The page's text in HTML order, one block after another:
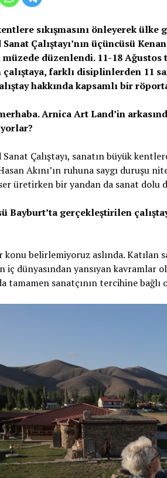
sıkışmasını önleyerek
Çalıştayı’nın üçüncüsü
düzenlendi. 11-18 Ağustos
farklı disiplinlerden 11
hakkında kapsamlı bir
Arnica Art Land’in
Çalıştayı, sanatın büyük
Akını’ın ruhuna saygı duruşu
üretirken bir yandan da sanat dolu
Bayburt’ta gerçekleştirilen
konu belirlemiyoruz aslında.
iç dünyasından yansıyan kavramlar
tamamen sanatçının tercihine bağlı